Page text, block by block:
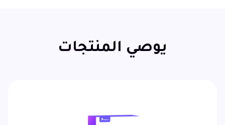
يوصي المنتجات